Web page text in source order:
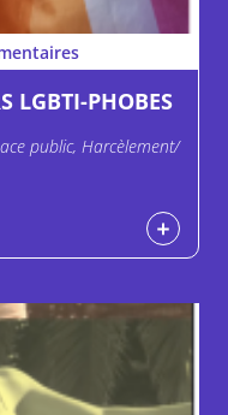
LGBTI-PHOBES
public, Harcèlement/